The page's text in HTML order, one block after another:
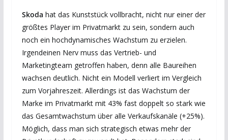
Skoda hat das Kunststück vollbracht, nicht nur einer der
größtes Player im Privatmarkt zu sein, sondern auch
noch ein hochdynamisches Wachstum zu erzielen.
Irgendeinen Nerv muss das Vertrieb- und
Marketingteam getroffen haben, denn alle Baureihen
wachsen deutlich. Nicht ein Modell verliert im Vergleich
zum Vorjahreszeit. Allerdings ist das Wachstum der
Marke im Privatmarkt mit 43% fast doppelt so stark wie
das Gesamtwachstum über alle Verkaufskanäle (+25%).
Möglich, dass man sich strategisch etwas mehr der